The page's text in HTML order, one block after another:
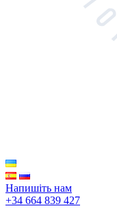
Напишіть нам
+34 664 839 427